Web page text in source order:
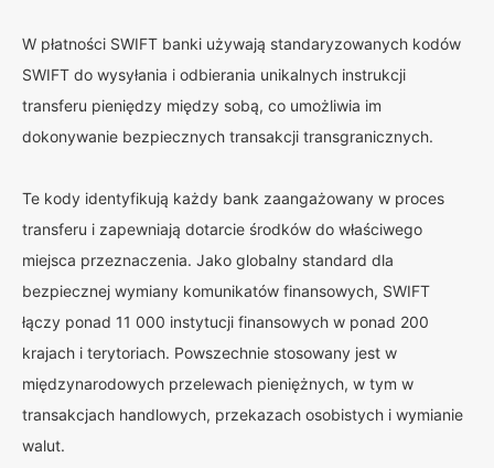
W płatności SWIFT banki używają standaryzowanych kodów
SWIFT do wysyłania i odbierania unikalnych instrukcji
transferu pieniędzy między sobą, co umożliwia im
dokonywanie bezpiecznych transakcji transgranicznych.
Te kody identyfikują każdy bank zaangażowany w proces
transferu i zapewniają dotarcie środków do właściwego
miejsca przeznaczenia. Jako globalny standard dla
bezpiecznej wymiany komunikatów finansowych, SWIFT
łączy ponad 11 000 instytucji finansowych w ponad 200
krajach i terytoriach. Powszechnie stosowany jest w
międzynarodowych przelewach pieniężnych, w tym w
transakcjach handlowych, przekazach osobistych i wymianie
walut.